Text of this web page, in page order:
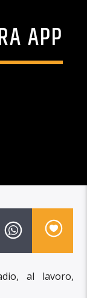
APP
al lavoro,